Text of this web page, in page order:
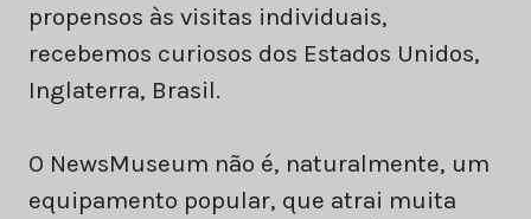
propensos às visitas individuais,
recebemos curiosos dos Estados Unidos,
Inglaterra, Brasil.
O NewsMuseum não é, naturalmente, um
equipamento popular, que atrai muita